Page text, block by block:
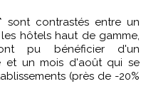
sont contrastés entre un
hôtels haut de gamme,
pu bénéficier d'un
et un mois d'août qui se
(près de -20%